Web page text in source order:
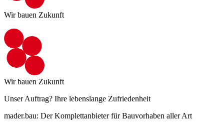
Wir bauen Zukunft
Wir bauen Zukunft
Unser Auftrag? Ihre lebenslange Zufriedenheit
mader.bau: Der Komplettanbieter für Bauvorhaben aller Art